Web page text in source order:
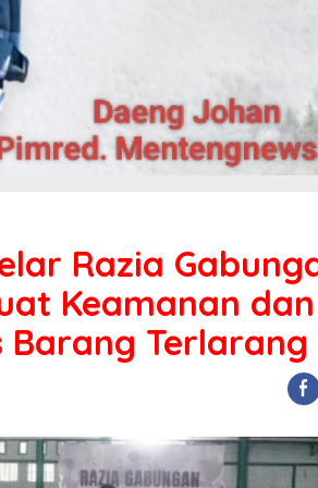
Razia
Keamanan dan
Terlarang